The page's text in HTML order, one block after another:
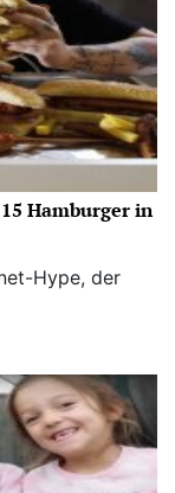
Hamburger in
Hype, der